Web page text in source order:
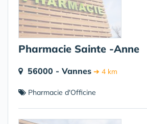
Pharmacie Sainte -Anne
56000 - Vannes ➔ 4 km
Pharmacie d'Officine